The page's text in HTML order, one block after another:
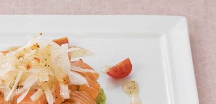
介護食